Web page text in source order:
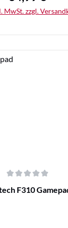
MwSt. zzgl.
von 0 von 5
F310